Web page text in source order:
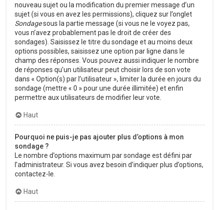
nouveau sujet ou la modification du premier message d’un
sujet (si vous en avez les permissions), cliquez sur l’onglet
Sondagesous la partie message (si vous ne le voyez pas,
vous n’avez probablement pas le droit de créer des
sondages). Saisissez le titre du sondage et au moins deux
options possibles, saisissez une option par ligne dans le
champ des réponses. Vous pouvez aussi indiquer le nombre
de réponses qu’un utilisateur peut choisir lors de son vote
dans « Option(s) par l’utilisateur », limiter la durée en jours du
sondage (mettre « 0 » pour une durée illimitée) et enfin
permettre aux utilisateurs de modifier leur vote.
Haut
Pourquoi ne puis-je pas ajouter plus d’options à mon
sondage ?
Le nombre d’options maximum par sondage est défini par
l’administrateur. Si vous avez besoin d’indiquer plus d’options,
contactez-le.
Haut